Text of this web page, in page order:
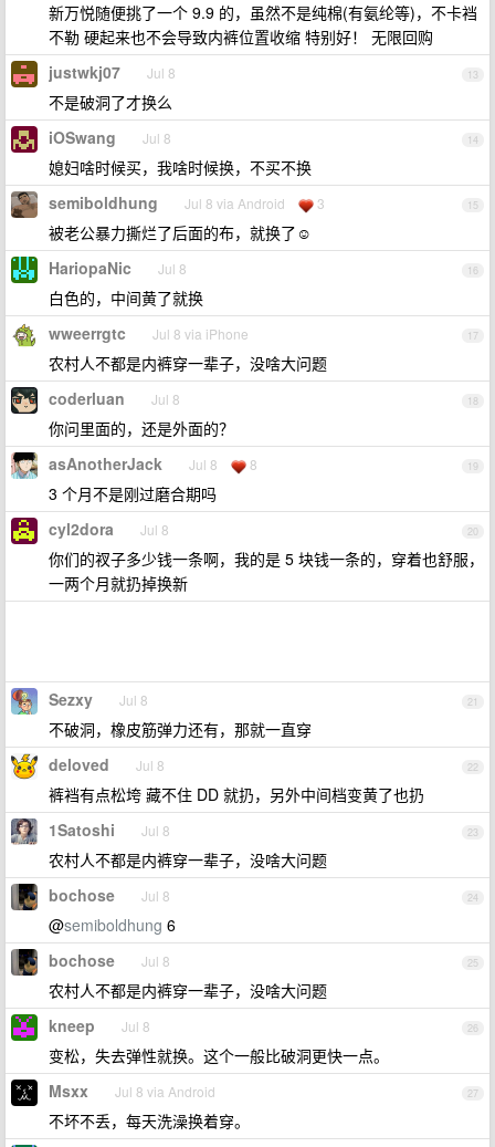
新万悦随便挑了一个 9.9 的，虽然不是纯棉(有氨纶等)，不卡裆
不勒 硬起来也不会导致内裤位置收缩 特别好！ 无限回购
13
justwkj07 Jul 8
不是破洞了才换么
14
iOSwang Jul 8
媳妇啥时候买，我啥时候换，不买不换
15
semiboldhung Jul 8 via Android 3
被老公暴力撕烂了后面的布，就换了☺️
16
HariopaNic Jul 8
白色的，中间黄了就换
17
wweerrgtc Jul 8 via iPhone
农村人不都是内裤穿一辈子，没啥大问题
18
coderluan Jul 8
你问里面的，还是外面的？
19
asAnotherJack Jul 8 8
3 个月不是刚过磨合期吗
20
cyl2dora Jul 8
你们的衩子多少钱一条啊，我的是 5 块钱一条的，穿着也舒服，
一两个月就扔掉换新
21
Sezxy Jul 8
不破洞，橡皮筋弹力还有，那就一直穿
22
deloved Jul 8
裤裆有点松垮 藏不住 DD 就扔，另外中间档变黄了也扔
23
1Satoshi Jul 8
农村人不都是内裤穿一辈子，没啥大问题
24
bochose Jul 8
@semiboldhung 6
25
bochose Jul 8
农村人不都是内裤穿一辈子，没啥大问题
26
kneep Jul 8
变松，失去弹性就换。这个一般比破洞更快一点。
27
Msxx Jul 8 via Android
不坏不丢，每天洗澡换着穿。